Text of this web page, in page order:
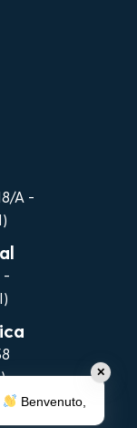
A -
-
✕
Benvenuto,